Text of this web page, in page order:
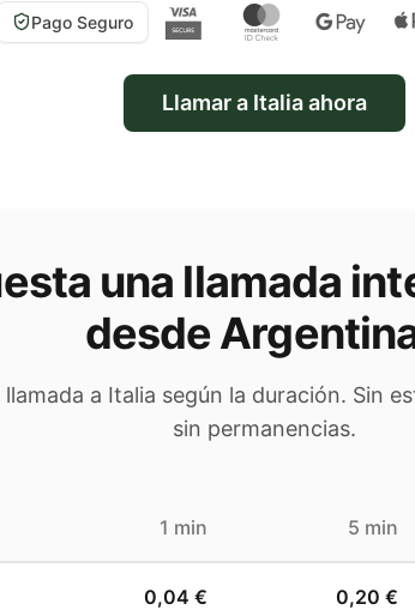
Pago Seguro
Llamar a Italiaahora
una llamada
desde
a Italia según la duración. Sin
sin permanencias.
1 min 5 min
0,04 € 0,20 €